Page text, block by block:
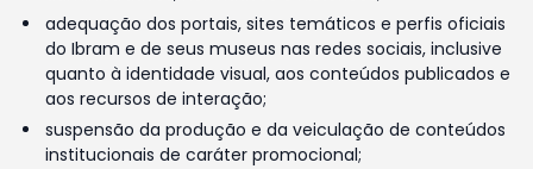
adequação dos portais, sites temáticos e perfis oficiais
do Ibram e de seus museus nas redes sociais, inclusive
quanto à identidade visual, aos conteúdos publicados e
aos recursos de interação;
suspensão da produção e da veiculação de conteúdos
institucionais de caráter promocional;